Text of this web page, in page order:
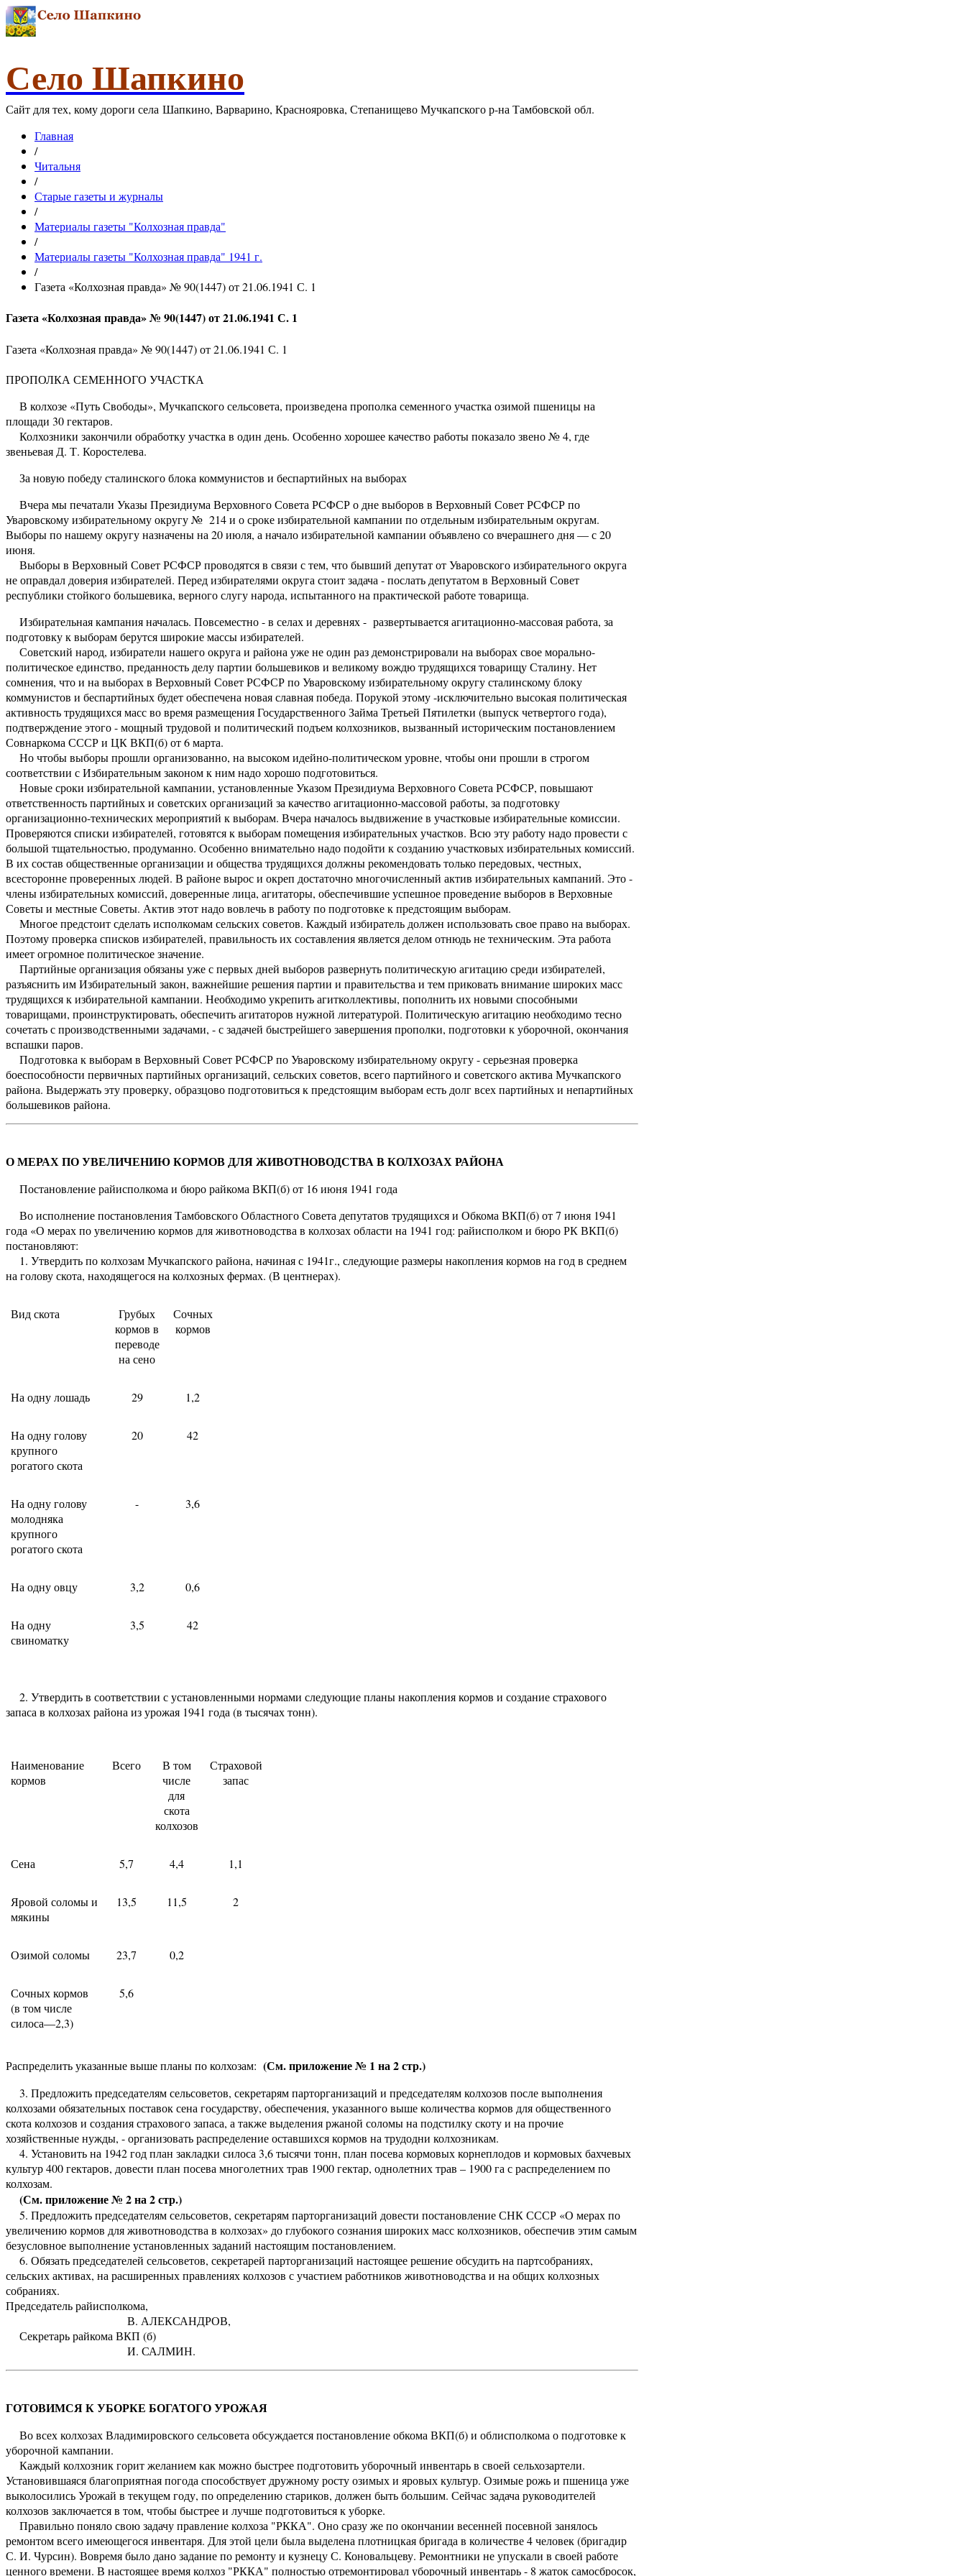
Село Шапкино
Сайт для тех, кому дороги села Шапкино, Варварино, Краснояровка, Степанищево Мучкапского р-на Тамбовской обл.
Главная
/
Читальня
/
Старые газеты и журналы
/
Материалы газеты "Колхозная правда"
/
Материалы газеты "Колхозная правда" 1941 г.
/
Газета «Колхозная правда» № 90(1447) от 21.06.1941 С. 1
Газета «Колхозная правда» № 90(1447) от 21.06.1941 С. 1
Газета «Колхозная правда» № 90(1447) от 21.06.1941 С. 1
ПРОПОЛКА СЕМЕННОГО УЧАСТКА
В колхозе «Путь Свободы», Мучкапского сельсовета, произведена прополка семенного участка озимой пшеницы на
площади 30 гектаров.
Колхозники закончили обработку участка в один день. Особенно хорошее качество работы показало звено № 4, где
звеньевая Д. Т. Коростелева.
За новую победу сталинского блока коммунистов и беспартийных на выборах
Вчера мы печатали Указы Президиума Верховного Совета РСФСР о дне выборов в Верховный Совет РСФСР по
Уваровскому избирательному округу № 214 и о сроке избирательной кампании по отдельным избирательным округам.
Выборы по нашему округу назначены на 20 июля, а начало избирательной кампании объявлено со вчерашнего дня — с 20
июня.
Выборы в Верховный Совет РСФСР проводятся в связи с тем, что бывший депутат от Уваровского избирательного округа
не оправдал доверия избирателей. Перед избирателями округа стоит задача - послать депутатом в Верховный Совет
республики стойкого большевика, верного слугу народа, испытанного на практической работе товарища.
Избирательная кампания началась. Повсеместно - в селах и деревнях - развертывается агитационно-массовая работа, за
подготовку к выборам берутся широкие массы избирателей.
Советский народ, избиратели нашего округа и района уже не один раз демонстрировали на выборах свое морально-
политическое единство, преданность делу партии большевиков и великому вождю трудящихся товарищу Сталину. Нет
сомнения, что и на выборах в Верховный Совет РСФСР по Уваровскому избирательному округу сталинскому блоку
коммунистов и беспартийных будет обеспечена новая славная победа. Порукой этому -исключительно высокая политическая
активность трудящихся масс во время размещения Государственного Займа Третьей Пятилетки (выпуск четвертого года),
подтверждение этого - мощный трудовой и политический подъем колхозников, вызванный историческим постановлением
Совнаркома СССР и ЦК ВКП(б) от 6 марта.
Но чтобы выборы прошли организованно, на высоком идейно-политическом уровне, чтобы они прошли в строгом
соответствии с Избирательным законом к ним надо хорошо подготовиться.
Новые сроки избирательной кампании, установленные Указом Президиума Верховного Совета РСФСР, повышают
ответственность партийных и советских организаций за качество агитационно-массовой работы, за подготовку
организационно-технических мероприятий к выборам. Вчера началось выдвижение в участковые избирательные комиссии.
Проверяются списки избирателей, готовятся к выборам помещения избирательных участков. Всю эту работу надо провести с
большой тщательностью, продуманно. Особенно внимательно надо подойти к созданию участковых избирательных комиссий.
В их состав общественные организации и общества трудящихся должны рекомендовать только передовых, честных,
всесторонне проверенных людей. В районе вырос и окреп достаточно многочисленный актив избирательных кампаний. Это -
члены избирательных комиссий, доверенные лица, агитаторы, обеспечившие успешное проведение выборов в Верховные
Советы и местные Советы. Актив этот надо вовлечь в работу по подготовке к предстоящим выборам.
Многое предстоит сделать исполкомам сельских советов. Каждый избиратель должен использовать свое право на выборах.
Поэтому проверка списков избирателей, правильность их составления является делом отнюдь не техническим. Эта работа
имеет огромное политическое значение.
Партийные организация обязаны уже с первых дней выборов развернуть политическую агитацию среди избирателей,
разъяснить им Избирательный закон, важнейшие решения партии и правительства и тем приковать внимание широких масс
трудящихся к избирательной кампании. Необходимо укрепить агитколлективы, пополнить их новыми способными
товарищами, проинструктировать, обеспечить агитаторов нужной литературой. Политическую агитацию необходимо тесно
сочетать с производственными задачами, - с задачей быстрейшего завершения прополки, подготовки к уборочной, окончания
вспашки паров.
Подготовка к выборам в Верховный Совет РСФСР по Уваровскому избирательному округу - серьезная проверка
боеспособности первичных партийных организаций, сельских советов, всего партийного и советского актива Мучкапского
района. Выдержать эту проверку, образцово подготовиться к предстоящим выборам есть долг всех партийных и непартийных
большевиков района.
О МЕРАХ ПО УВЕЛИЧЕНИЮ КОРМОВ ДЛЯ ЖИВОТНОВОДСТВА В КОЛХОЗАХ РАЙОНА
Постановление райисполкома и бюро райкома ВКП(б) от 16 июня 1941 года
Во исполнение постановления Тамбовского Областного Совета депутатов трудящихся и Обкома ВКП(б) от 7 июня 1941
года «О мерах по увеличению кормов для животноводства в колхозах области на 1941 год: райисполком и бюро РК ВКП(б)
постановляют:
1. Утвердить по колхозам Мучкапского района, начиная с 1941г., следующие размеры накопления кормов на год в среднем
на голову скота, находящегося на колхозных фермах. (В центнерах).
Вид скота
Грубых
кормов в
переводе
на сено
Сочных
кормов
На одну лошадь 29 1,2
На одну голову
крупного
рогатого скота
20 42
На одну голову
молодняка
крупного
рогатого скота
- 3,6
На одну овцу 3,2 0,6
На одну
свиноматку
3,5 42
2. Утвердить в соответствии с установленными нормами следующие планы накопления кормов и создание страхового
запаса в колхозах района из урожая 1941 года (в тысячах тонн).
Наименование
кормов
Всего
В том
числе
для
скота
колхозов
Страховой
запас
Сена 5,7 4,4 1,1
Яровой соломы и
мякины
13,5 11,5 2
Озимой соломы 23,7 0,2
Сочных кормов
(в том числе
силоса—2,3)
5,6
Распределить указанные выше планы по колхозам: (См. приложение № 1 на 2 стр.)
3. Предложить председателям сельсоветов, секретарям парторганизаций и председателям колхозов после выполнения
колхозами обязательных поставок сена государству, обеспечения, указанного выше количества кормов для общественного
скота колхозов и создания страхового запаса, а также выделения ржаной соломы на подстилку скоту и на прочие
хозяйственные нужды, - организовать распределение оставшихся кормов на трудодни колхозникам.
4. Установить на 1942 год план закладки силоса 3,6 тысячи тонн, план посева кормовых корнеплодов и кормовых бахчевых
культур 400 гектаров, довести план посева многолетних трав 1900 гектар, однолетних трав – 1900 га с распределением по
колхозам.
(См. приложение № 2 на 2 стр.)
5. Предложить председателям сельсоветов, секретарям парторганизаций довести постановление СНК СССР «О мерах по
увеличению кормов для животноводства в колхозах» до глубокого сознания широких масс колхозников, обеспечив этим самым
безусловное выполнение установленных заданий настоящим постановлением.
6. Обязать председателей сельсоветов, секретарей парторганизаций настоящее решение обсудить на партсобраниях,
сельских активах, на расширенных правлениях колхозов с участием работников животноводства и на общих колхозных
собраниях.
Председатель райисполкома,
В. АЛЕКСАНДРОВ,
Секретарь райкома ВКП (б)
И. САЛМИН.
ГОТОВИМСЯ К УБОРКЕ БОГАТОГО УРОЖАЯ
Во всех колхозах Владимировского сельсовета обсуждается постановление обкома ВКП(б) и облисполкома о подготовке к
уборочной кампании.
Каждый колхозник горит желанием как можно быстрее подготовить уборочный инвентарь в своей сельхозартели.
Установившаяся благоприятная погода способствует дружному росту озимых и яровых культур. Озимые рожь и пшеница уже
выколосились Урожай в текущем году, по определению стариков, должен быть большим. Сейчас задача руководителей
колхозов заключается в том, чтобы быстрее и лучше подготовиться к уборке.
Правильно поняло свою задачу правление колхоза "РККА". Оно сразу же по окончании весенней посевной занялось
ремонтом всего имеющегося инвентаря. Для этой цели была выделена плотницкая бригада в количестве 4 человек (бригадир
С. И. Чурсин). Вовремя было дано задание по ремонту и кузнецу С. Коновальцеву. Ремонтники не упускали в своей работе
ценного времени. В настоящее время колхоз "РККА" полностью отремонтировал уборочный инвентарь - 8 жаток самосбросок,